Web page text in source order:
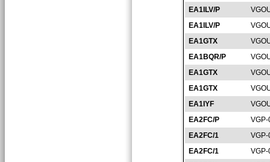
EA1ILV/P
EA1ILV/P
EA1GTX
EA1BQR/P
EA1GTX
EA1GTX
EA1IYF
EA2FC/P
EA2FC/1
EA2FC/1